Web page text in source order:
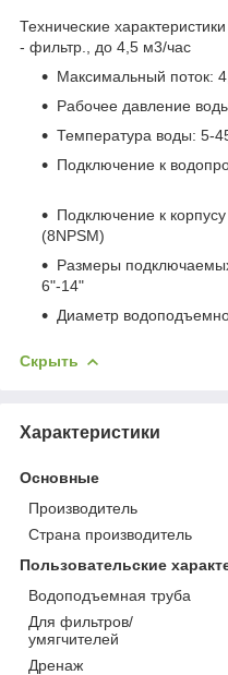
Технические
- фильтр., до 4,5 м3/час
Максимальный поток:
Рабочее давление
Температура воды:
Подключение к
Подключение к
(8NPSM)
Размеры
6"-14"
Диаметр
Скрыть
Характеристики
Основные
Производитель
Страна производитель
Пользовательские
Водоподъемная труба
Для фильтров/
умягчителей
Дренаж